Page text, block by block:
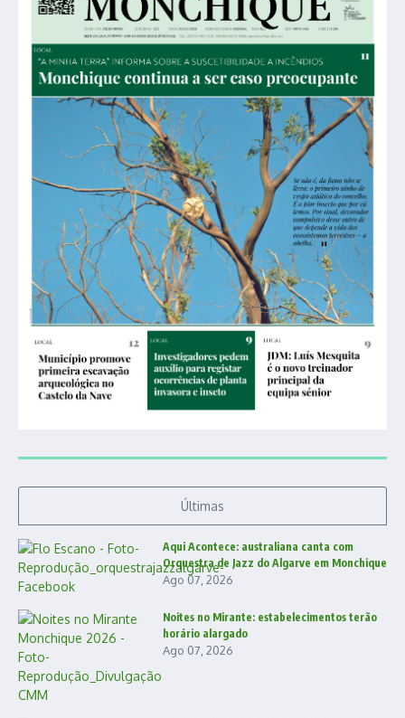
Últimas
Aqui Acontece: australiana canta com
Orquestra de Jazz do Algarve em Monchique
Ago 07, 2026
Noites no Mirante: estabelecimentos terão
horário alargado
Ago 07, 2026